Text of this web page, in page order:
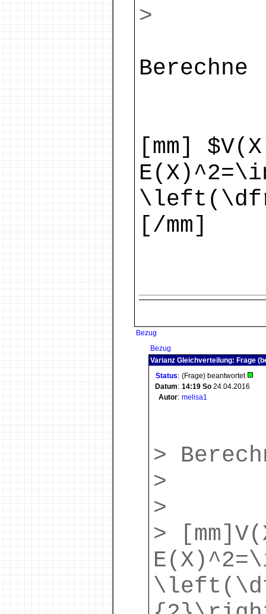
>
Berechne
[mm]
[/mm]
Bezug
Bezug
Varianz Gleichverteilung: Frage
Status: (Frage) beantwortet
Datum: 14:19 So 24.04.2016
Autor: melisa1
>
>
>
>